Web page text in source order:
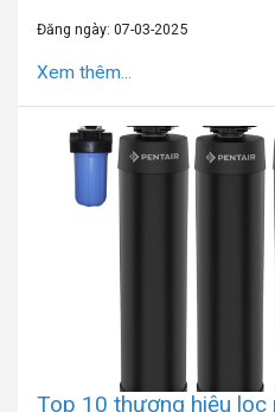
Đăng ngày: 07-03-2025
Xem thêm...
Top 10 thương hiệu